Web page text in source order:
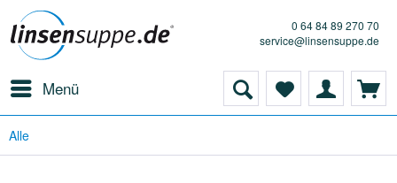
0 64 84 89 270 70
service@linsensuppe.de
Menü
Alle